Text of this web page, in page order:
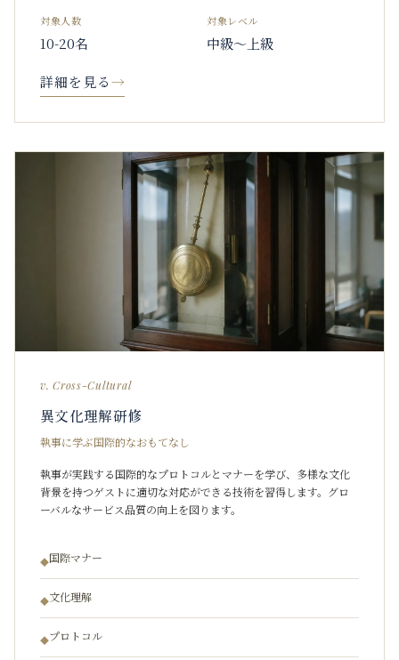
対象人数
10-20名
対象レベル
中級〜上級
詳細を見る→
v. Cross-Cultural
異文化理解研修
執事に学ぶ国際的なおもてなし
執事が実践する国際的なプロトコルとマナーを学び、多様な文化
背景を持つゲストに適切な対応ができる技術を習得します。グロ
ーバルなサービス品質の向上を図ります。
◆国際マナー
◆文化理解
◆プロトコル